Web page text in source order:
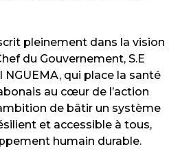
pleinement dans la vision
du Gouvernement, S.E
NGUEMA, qui place la santé
au cœur de l’action
de bâtir un système
et accessible à tous,
humain durable.